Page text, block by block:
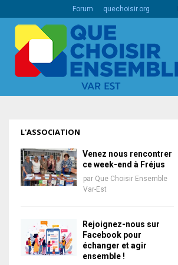
Forum quechoisir.org
barres internationaux
L'ASSOCIATION
Venez nous rencontrer
ce week-end à Fréjus
par Que Choisir Ensemble
Var-Est
Rejoignez-nous sur
Facebook pour
échanger et agir
ensemble !